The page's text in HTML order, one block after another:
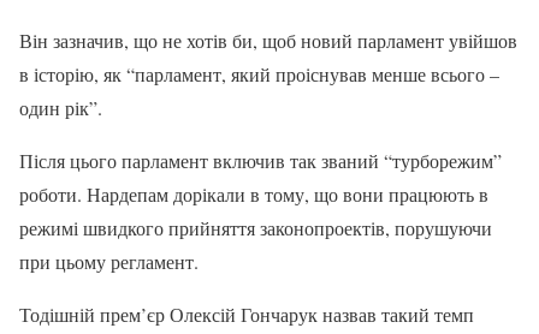
Він зазначив, що не хотів би, щоб новий парламент увійшов
в історію, як “парламент, який проіснував менше всього –
один рік”.
Після цього парламент включив так званий “турборежим”
роботи. Нардепам дорікали в тому, що вони працюють в
режимі швидкого прийняття законопроектів, порушуючи
при цьому регламент.
Тодішній прем’єр Олексій Гончарук назвав такий темп